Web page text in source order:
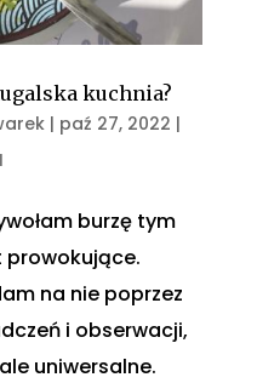
kuchnia?
| paź 27, 2022 |
burzę tym
na nie poprzez
i obserwacji,
uniwersalne.